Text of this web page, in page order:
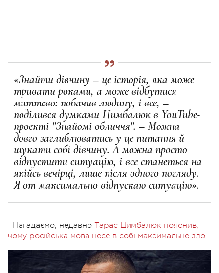
«Знайти дівчину – це історія, яка може
тривати роками, а може відбутися
миттєво: побачив людину, і все, –
поділився думками Цимбалюк в YouTube-
проекті "Знайомі обличчя". – Можна
довго заглиблюватись у це питання й
шукати собі дівчину. А можна просто
відпустити ситуацію, і все станеться на
якійсь вечірці, лише після одного погляду.
Я от максимально відпускаю ситуацію».
Нагадаємо, недавно Тарас Цимбалюк пояснив,
чому російська мова несе в собі максимальне зло.